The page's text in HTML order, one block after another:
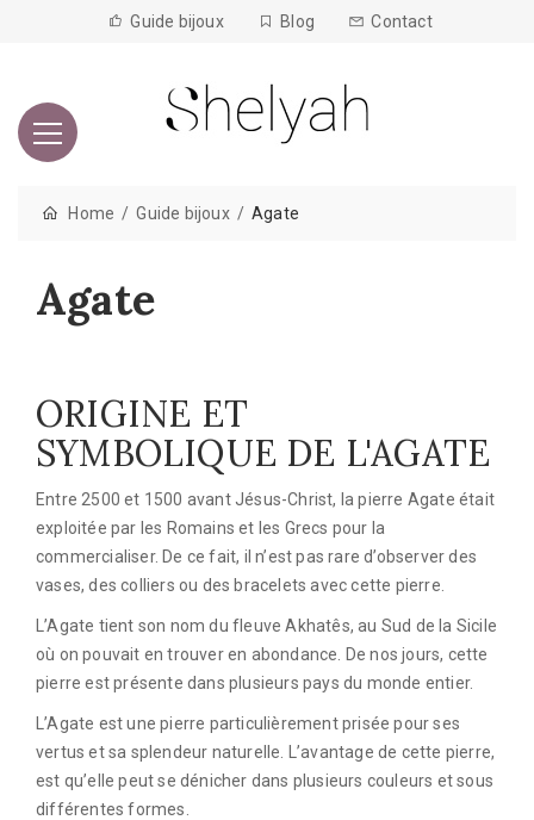
Guide bijoux Blog Contact
Home Guide bijoux Agate
Agate
ORIGINE ET
SYMBOLIQUE DE L'AGATE
Entre 2500 et 1500 avant Jésus-Christ, la pierre Agate était
exploitée par les Romains et les Grecs pour la
commercialiser. De ce fait, il n’est pas rare d’observer des
vases, des colliers ou des bracelets avec cette pierre.
L’Agate tient son nom du fleuve Akhatês, au Sud de la Sicile
où on pouvait en trouver en abondance. De nos jours, cette
pierre est présente dans plusieurs pays du monde entier.
L’Agate est une pierre particulièrement prisée pour ses
vertus et sa splendeur naturelle. L’avantage de cette pierre,
est qu’elle peut se dénicher dans plusieurs couleurs et sous
différentes formes.